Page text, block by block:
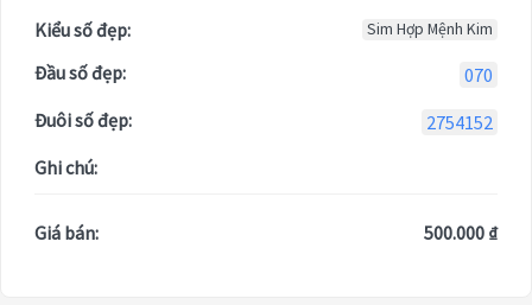
Kiểu số đẹp: Sim Hợp Mệnh Kim
Đầu số đẹp:
070
Đuôi số đẹp:
2754152
Ghi chú:
Giá bán: 500.000 ₫